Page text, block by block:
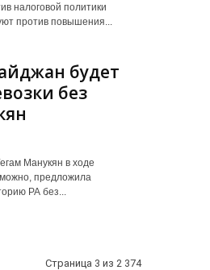
налоговой политики
против повышения...
будет
без
Манукян в ходе
предложила
РА без...
Страница 3 из 2 374